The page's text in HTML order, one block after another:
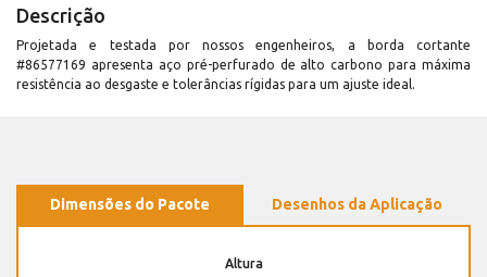
Descrição
Projetada e testada por nossos engenheiros, a borda cortante
#86577169 apresenta aço pré-perfurado de alto carbono para máxima
resistência ao desgaste e tolerâncias rígidas para um ajuste ideal.
Dimensões do Pacote Desenhos da Aplicação
Altura